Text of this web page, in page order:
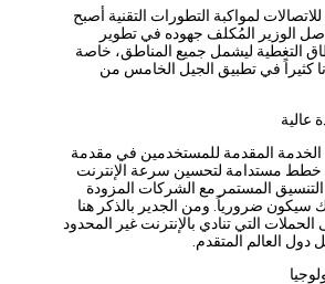
لمواكبة التطورات التقنية أصبح
المُكلف جهوده في تطوير
ليشمل جميع المناطق، خاصة
في تطبيق الجيل الخامس من
المقدمة للمستخدمين في مقدمة
مستدامة لتحسين سرعة الإنترنت
المستمر مع الشركات المزودة
ضرورياً. ومن الجدير بالذكر هنا
التي تنادي بالإنترنت غير المحدود
المتقدم.